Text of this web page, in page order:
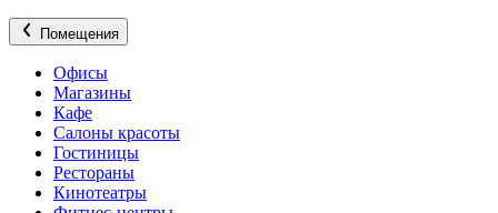
Помещения
Офисы
Магазины
Кафе
Салоны красоты
Гостиницы
Рестораны
Кинотеатры